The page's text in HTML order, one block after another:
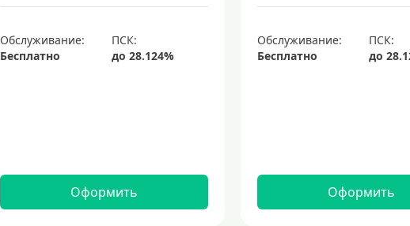
Обслуживание:
Бесплатно
Оформить
Обслуживание:
Бесплатно
Оформить